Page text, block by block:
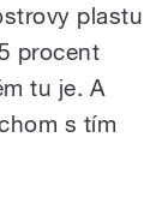
plastu
procent
tu je. A
s tím